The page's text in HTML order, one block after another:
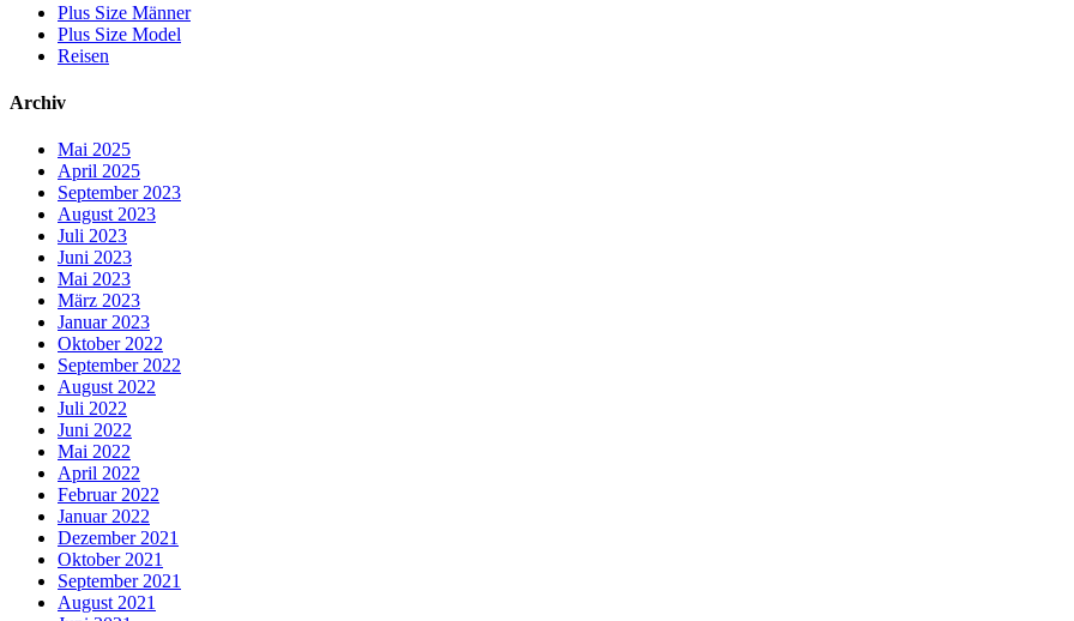
Plus Size Männer
Plus Size Model
Reisen
Archiv
Mai 2025
April 2025
September 2023
August 2023
Juli 2023
Juni 2023
Mai 2023
März 2023
Januar 2023
Oktober 2022
September 2022
August 2022
Juli 2022
Juni 2022
Mai 2022
April 2022
Februar 2022
Januar 2022
Dezember 2021
Oktober 2021
September 2021
August 2021